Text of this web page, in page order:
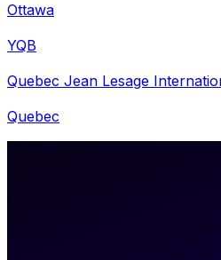
Ottawa
YQB
Quebec Jean Lesage
Quebec